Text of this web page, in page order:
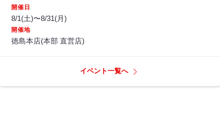
開催日
8/1(土)〜8/31(月)
開催地
徳島本店(本部 直営店)
イベント一覧へ